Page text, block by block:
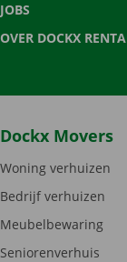
JOBS
OVER DOCKX
Dockx Movers
Woning verhuizen
Bedrijf verhuizen
Meubelbewaring
Seniorenverhuis